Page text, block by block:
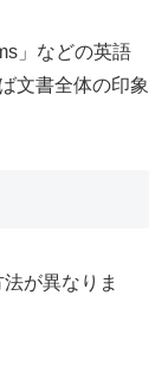
」などの英語
文書全体の印象
が異なりま